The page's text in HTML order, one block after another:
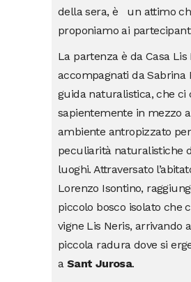
della sera, è un attimo
proponiamo ai
La partenza è da Casa Lis
accompagnati da Sabrina
guida naturalistica, che ci
sapientemente in mezzo
ambiente antropizzato
peculiarità naturalistiche
luoghi. Attraversato
Lorenzo Isontino,
piccolo bosco isolato che
vigne Lis Neris, arrivando
piccola radura dove si
a Sant Jurosa.